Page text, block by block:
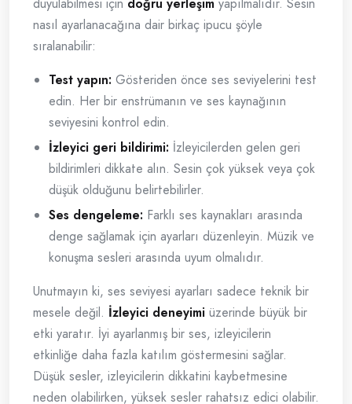
duyulabilmesi için doğru yerleşim yapılmalıdır. Sesin
nasıl ayarlanacağına dair birkaç ipucu şöyle
sıralanabilir:
Test yapın: Gösteriden önce ses seviyelerini test
edin. Her bir enstrümanın ve ses kaynağının
seviyesini kontrol edin.
İzleyici geri bildirimi: İzleyicilerden gelen geri
bildirimleri dikkate alın. Sesin çok yüksek veya çok
düşük olduğunu belirtebilirler.
Ses dengeleme: Farklı ses kaynakları arasında
denge sağlamak için ayarları düzenleyin. Müzik ve
konuşma sesleri arasında uyum olmalıdır.
Unutmayın ki, ses seviyesi ayarları sadece teknik bir
mesele değil. İzleyici deneyimi üzerinde büyük bir
etki yaratır. İyi ayarlanmış bir ses, izleyicilerin
etkinliğe daha fazla katılım göstermesini sağlar.
Düşük sesler, izleyicilerin dikkatini kaybetmesine
neden olabilirken, yüksek sesler rahatsız edici olabilir.